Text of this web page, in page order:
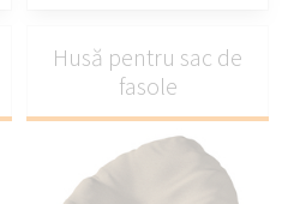
Husă pentru sac de
fasole